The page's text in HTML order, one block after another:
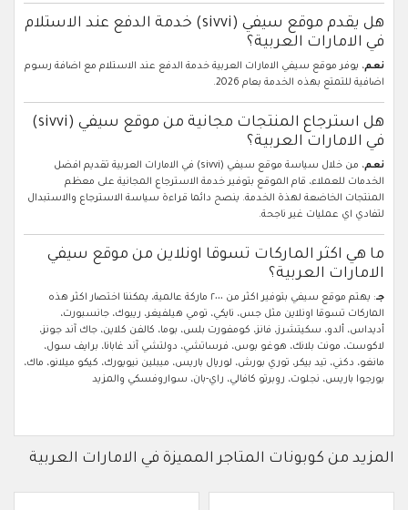
هل يقدم موقع سيفي (sivvi) خدمة الدفع عند الاستلام
في الامارات العربية؟
نعم، يوفر موقع سيفي الامارات العربية خدمة الدفع عند الاستلام مع اضافة رسوم
اضافية للتمتع بهذه الخدمة بعام 2026.
هل استرجاع المنتجات مجانية من موقع سيفي (sivvi)
في الامارات العربية؟
نعم
، من خلال سياسة موقع سيفي (sivvi) في الامارات العربية تقديم افضل
الخدمات للعملاء، قام الموقع بتوفير خدمة الاسترجاع المجانية على معظم
المنتجات الخاضعة لهذة الخدمة. ينصح دائما قراءة سياسة الاسترجاع والاستبدال
لتفادي اي عمليات غير ناجحة.
ما هي اكثر الماركات تسوقا اونلاين من موقع سيفي
الامارات العربية؟
جـ
: يهتم موقع سيفي بتوفير اكثر من ٢٠٠٠ ماركة عالمية، يمكننا اختصار اكثر هذه
الماركات تسوقا اونلاين مثل جس، نايكي، تومي هيلفيغر، ريبوك، جانسبورت،
أديداس، ألدو، سكيتشرز، فانز، كومفورت بلس، بوما، كالفن كلاين، جاك آند جونز،
لاكوست، مونت بلانك، هوغو بوس، فرساتشي، دولتشي آند غابانا، برايف سول،
مانغو، دكني، تيد بيكر، توري بورش، لوريال باريس، ميبلين نيويورك، كيكو ميلانو، ماك،
بورجوا باريس، نجلوت، روبرتو كافالي، راي-بان، سواروفسكي والمزيد
المزيد من كوبونات المتاجر المميزة في الامارات العربية